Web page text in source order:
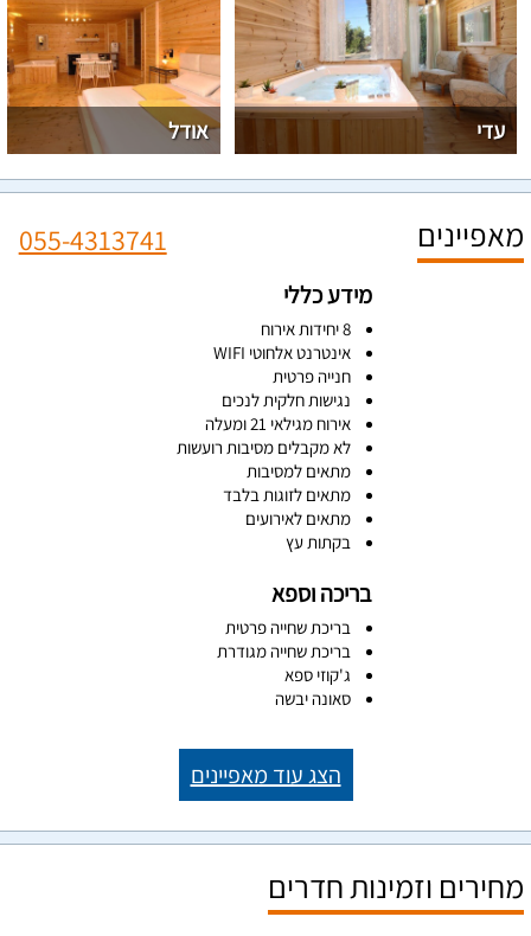
עדי אודל
מאפיינים 055-4313741
מידע כללי
8 יחידות אירוח
אינטרנט אלחוטי WIFI
חנייה פרטית
נגישות חלקית לנכים
אירוח מגילאי 21 ומעלה
לא מקבלים מסיבות רועשות
מתאים למסיבות
מתאים לזוגות בלבד
מתאים לאירועים
בקתות עץ
בריכה וספא
בריכת שחייה פרטית
בריכת שחייה מגודרת
ג'קוזי ספא
סאונה יבשה
הצג עוד מאפיינים
מחירים וזמינות חדרים